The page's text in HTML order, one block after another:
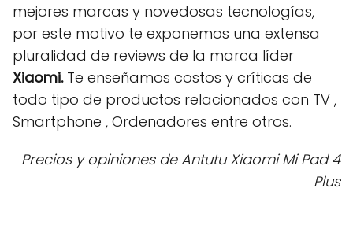
mejores marcas y novedosas tecnologías,
por este motivo te exponemos una extensa
pluralidad de reviews de la marca líder
Xiaomi.Te enseñamos costos y críticas de
todo tipo de productos relacionados con TV ,
Smartphone , Ordenadores entre otros.
Precios y opiniones de Antutu Xiaomi Mi Pad 4
Plus